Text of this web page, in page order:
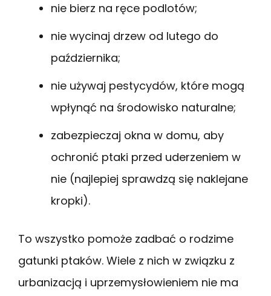
nie bierz na ręce podlotów;
nie wycinaj drzew od lutego do
października;
nie używaj pestycydów, które mogą
wpłynąć na środowisko naturalne;
zabezpieczaj okna w domu, aby
ochronić ptaki przed uderzeniem w
nie (najlepiej sprawdzą się naklejane
kropki).
To wszystko pomoże zadbać o rodzime
gatunki ptaków. Wiele z nich w związku z
urbanizacją i uprzemysłowieniem nie ma